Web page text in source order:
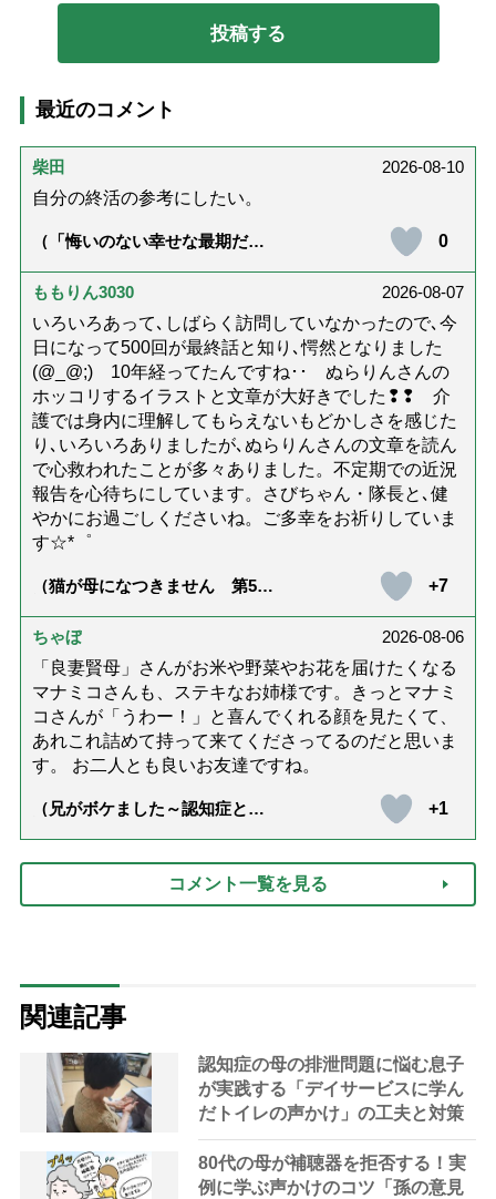
最近のコメント
柴田
2026-08-10
自分の終活の参考にしたい。
（「悔いのない幸せな最期だっ
り返る母の在宅介護と看取り｜
幸せな在宅死のために医師が教
0
ももりん3030
2026-08-07
いろいろあって､しばらく訪問していなかったので､今
日になって500回が最終話と知り､愕然となりました
(@_@;) 10年経ってたんですね･･ ぬらりんさんの
ホッコリするイラストと文章が大好きでした❢❢ 介
護では身内に理解してもらえないもどかしさを感じた
り､いろいろありましたが､ぬらりんさんの文章を読ん
で心救われたことが多々ありました。不定期での近況
報告を心待ちにしています。さびちゃん・隊長と､健
やかにお過ごしくださいね。ご多幸をお祈りしていま
す☆*゜
（猫が母になつきません 第500
+7
ちゃぼ
2026-08-06
「良妻賢母」さんがお米や野菜やお花を届けたくなる
マナミコさんも、ステキなお姉様です。きっとマナミ
コさんが「うわー！」と喜んでくれる顔を見たくて、
あれこれ詰めて持って来てくださってるのだと思いま
す。 お二人とも良いお友達ですね。
（兄がボケました～認知症と介
達』が届きました」）
+1
コメント一覧を見る
関連記事
認知症の母の排泄問題に悩む息子
が実践する「デイサービスに学ん
だトイレの声かけ」の工夫と対策
80代の母が補聴器を拒否する！実
例に学ぶ声かけのコツ「孫の意見